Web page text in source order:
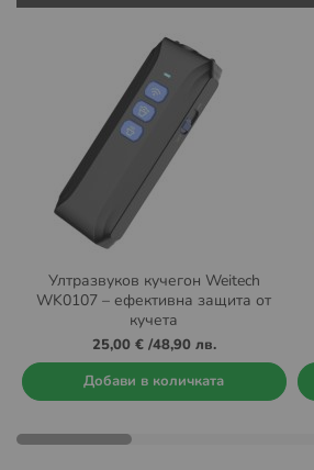
Ултразвуков кучегон Weitech
WK0107 – ефективна защита от
кучета
25,00 €/48,90 лв.
Добави в количката